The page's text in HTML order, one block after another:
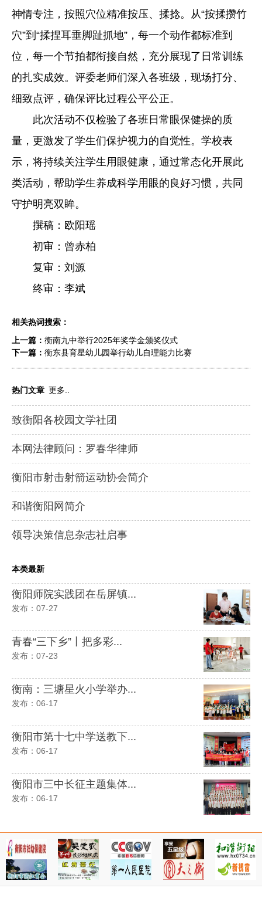
神情专注，按照穴位精准按压、揉捻。从“按揉攒竹
穴”到“揉捏耳垂脚趾抓地”，每一个动作都标准到
位，每一个节拍都衔接自然，充分展现了日常训练
的扎实成效。评委老师们深入各班级，现场打分、
细致点评，确保评比过程公平公正。
此次活动不仅检验了各班日常眼保健操的质
量，更激发了学生们保护视力的自觉性。学校表
示，将持续关注学生用眼健康，通过常态化开展此
类活动，帮助学生养成科学用眼的良好习惯，共同
守护明亮双眸。
撰稿：欧阳瑶
初审：曾赤柏
复审：刘源
终审：李斌
相关热词搜索：
上一篇： 衡南九中举行2025年奖学金颁奖仪式
下一篇： 衡东县育星幼儿园举行幼儿自理能力比赛
热门文章 更多..
致衡阳各校园文学社团
本网法律顾问：罗春华律师
衡阳市射击射箭运动协会简介
和谐衡阳网简介
领导决策信息杂志社启事
本类最新
衡阳师院实践团在岳屏镇...
发布：07-27
青春“三下乡”丨把多彩...
发布：07-23
衡南：三塘星火小学举办...
发布：06-17
衡阳市第十七中学送教下...
发布：06-17
衡阳市三中长征主题集体...
发布：06-17